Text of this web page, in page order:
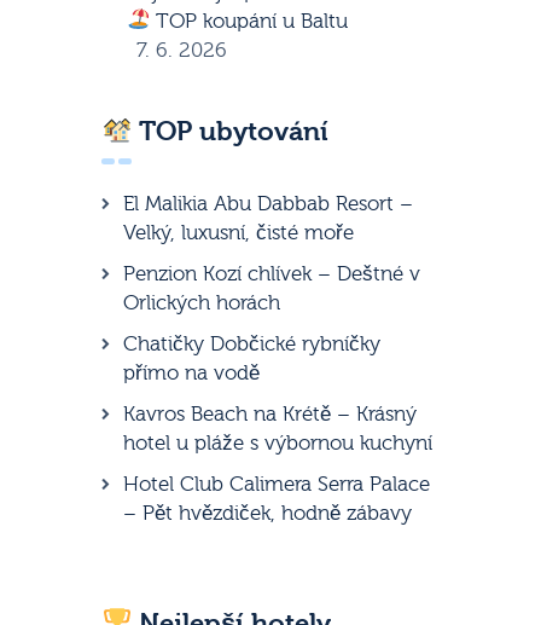
TOP koupání u Baltu
7. 6. 2026
TOP ubytování
El Malikia Abu Dabbab Resort –
Velký, luxusní, čisté moře
Penzion Kozí chlívek – Deštné v
Orlických horách
Chatičky Dobčické rybníčky
přímo na vodě
Kavros Beach na Krétě – Krásný
hotel u pláže s výbornou kuchyní
Hotel Club Calimera Serra Palace
– Pět hvězdiček, hodně zábavy